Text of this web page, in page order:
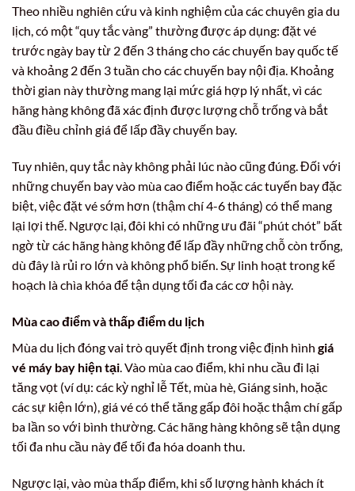
Theo nhiều nghiên cứu và kinh nghiệm của các chuyên gia du
lịch, có một “quy tắc vàng” thường được áp dụng: đặt vé
trước ngày bay từ 2 đến 3 tháng cho các chuyến bay quốc tế
và khoảng 2 đến 3 tuần cho các chuyến bay nội địa. Khoảng
thời gian này thường mang lại mức giá hợp lý nhất, vì các
hãng hàng không đã xác định được lượng chỗ trống và bắt
đầu điều chỉnh giá để lấp đầy chuyến bay.
Tuy nhiên, quy tắc này không phải lúc nào cũng đúng. Đối với
những chuyến bay vào mùa cao điểm hoặc các tuyến bay đặc
biệt, việc đặt vé sớm hơn (thậm chí 4-6 tháng) có thể mang
lại lợi thế. Ngược lại, đôi khi có những ưu đãi “phút chót” bất
ngờ từ các hãng hàng không để lấp đầy những chỗ còn trống,
dù đây là rủi ro lớn và không phổ biến. Sự linh hoạt trong kế
hoạch là chìa khóa để tận dụng tối đa các cơ hội này.
Mùa cao điểm và thấp điểm du lịch
Mùa du lịch đóng vai trò quyết định trong việc định hình giá
vé máy bay hiện tại . Vào mùa cao điểm, khi nhu cầu đi lại
tăng vọt (ví dụ: các kỳ nghỉ lễ Tết, mùa hè, Giáng sinh, hoặc
các sự kiện lớn), giá vé có thể tăng gấp đôi hoặc thậm chí gấp
ba lần so với bình thường. Các hãng hàng không sẽ tận dụng
tối đa nhu cầu này để tối đa hóa doanh thu.
Ngược lại, vào mùa thấp điểm, khi số lượng hành khách ít